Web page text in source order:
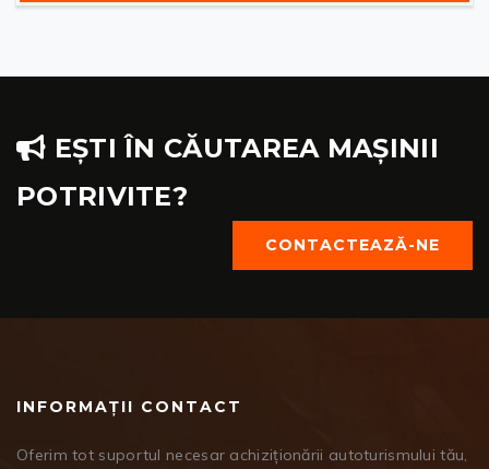
EȘTI ÎN CĂUTAREA MAȘINII
POTRIVITE?
CONTACTEAZĂ-NE
INFORMAȚII CONTACT
Oferim tot suportul necesar achiziționării autoturismului tău,